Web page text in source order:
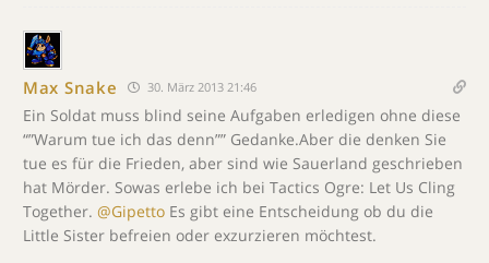
Max Snake 30. März 2013 21:46
Ein Soldat muss blind seine Aufgaben erledigen ohne diese
“”Warum tue ich das denn”” Gedanke.Aber die denken Sie
tue es für die Frieden, aber sind wie Sauerland geschrieben
hat Mörder. Sowas erlebe ich bei Tactics Ogre: Let Us Cling
Together. @Gipetto Es gibt eine Entscheidung ob du die
Little Sister befreien oder exzurzieren möchtest.